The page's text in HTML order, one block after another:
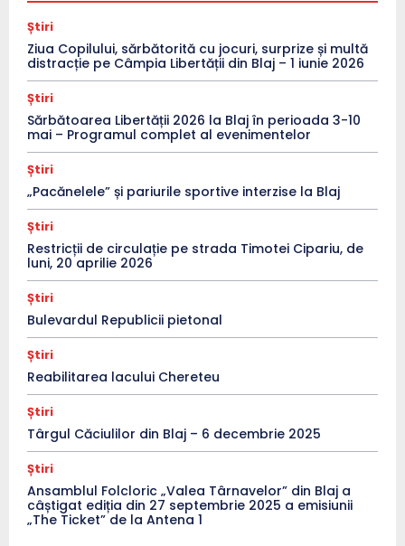
Știri
Ziua Copilului, sărbătorită cu jocuri, surprize și multă
distracție pe Câmpia Libertății din Blaj – 1 iunie 2026
Știri
Sărbătoarea Libertății 2026 la Blaj în perioada 3-10
mai – Programul complet al evenimentelor
Știri
„Pacănelele” și pariurile sportive interzise la Blaj
Știri
Restricții de circulație pe strada Timotei Cipariu, de
luni, 20 aprilie 2026
Știri
Bulevardul Republicii pietonal
Știri
Reabilitarea lacului Chereteu
Știri
Târgul Căciulilor din Blaj – 6 decembrie 2025
Știri
Ansamblul Folcloric „Valea Târnavelor” din Blaj a
câștigat ediția din 27 septembrie 2025 a emisiunii
„The Ticket” de la Antena 1